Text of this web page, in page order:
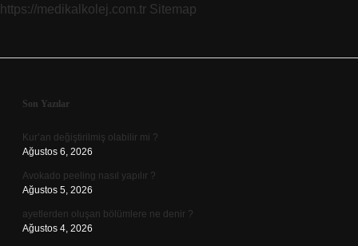
https://medikalkolej.com.tr Sitemap
Sidebar
Son Yazılar
Kur’an değiştirilmiş olabilir mi ?
Ağustos 6, 2026
Avokado peeling nasıl yapılır ?
Ağustos 5, 2026
ayetlerden oluşan bölümlere ne denir ?
Ağustos 4, 2026